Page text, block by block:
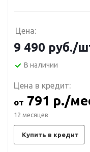
Цена:
9 490 руб./
В наличии
Цена в кредит:
от 791 р./
12 месяцев
Купить в кредит